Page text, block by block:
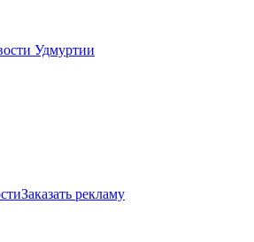
Удмуртии
Заказать рекламу